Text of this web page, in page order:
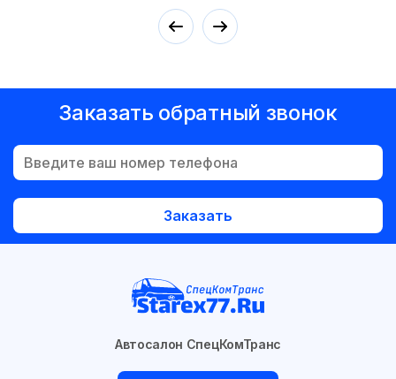
Заказать обратный звонок
Заказать
Автосалон СпецКомТранс